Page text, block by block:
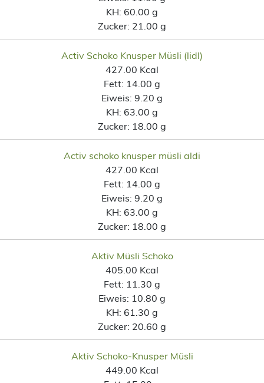
KH: 60.00 g
Zucker: 21.00 g
Activ Schoko Knusper Müsli (lidl)
427.00 Kcal
Fett: 14.00 g
Eiweis: 9.20 g
KH: 63.00 g
Zucker: 18.00 g
Activ schoko knusper müsli aldi
427.00 Kcal
Fett: 14.00 g
Eiweis: 9.20 g
KH: 63.00 g
Zucker: 18.00 g
Aktiv Müsli Schoko
405.00 Kcal
Fett: 11.30 g
Eiweis: 10.80 g
KH: 61.30 g
Zucker: 20.60 g
Aktiv Schoko-Knusper Müsli
449.00 Kcal